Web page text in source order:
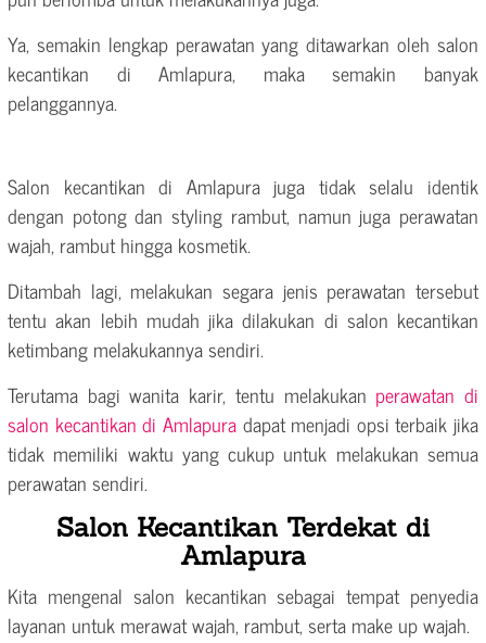
Ya, semakin lengkap perawatan yang ditawarkan oleh salon
kecantikan di Amlapura, maka semakin banyak
pelanggannya.
Salon kecantikan di Amlapura juga tidak selalu identik
dengan potong dan styling rambut, namun juga perawatan
wajah, rambut hingga kosmetik.
Ditambah lagi, melakukan segara jenis perawatan tersebut
tentu akan lebih mudah jika dilakukan di salon kecantikan
ketimbang melakukannya sendiri.
Terutama bagi wanita karir, tentu melakukan perawatan di
salon kecantikan di Amlapuradapat menjadi opsi terbaik jika
tidak memiliki waktu yang cukup untuk melakukan semua
perawatan sendiri.
Salon Kecantikan Terdekat di
Amlapura
Kita mengenal salon kecantikan sebagai tempat penyedia
layanan untuk merawat wajah, rambut, serta make up wajah.